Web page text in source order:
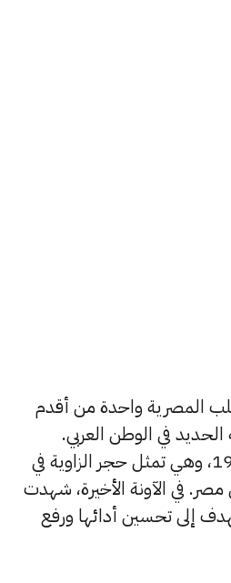
المصرية واحدة من أقدم
في الوطن العربي.
تأسست الشركة عام 1954، وهي تمثل حجر الزاوية في
مصر. في الآونة الأخيرة، شهدت
إلى تحسين أدائها ورفع